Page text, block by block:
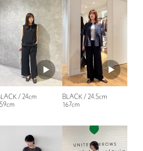
もなく丁度良かったです
ラットシューズで涼しげなものを探して
見つかって嬉しいです
答 / 24cm
159cm
BLACK / 24.5cm
167cm